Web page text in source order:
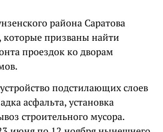
района Саратова
призваны найти
проездок ко дворам
подстилающих слоев
асфальта, установка
строительного мусора.